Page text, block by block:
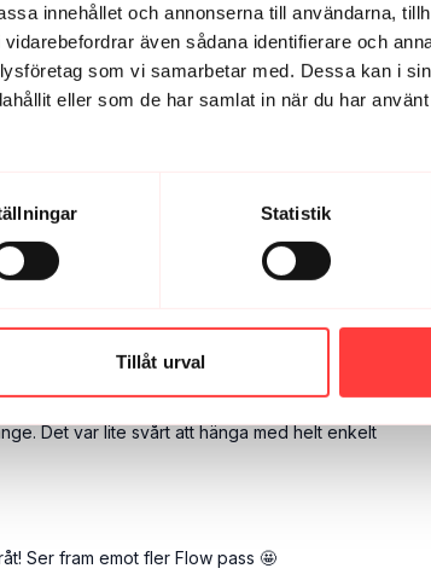
innehållet och annonserna till användarna,
även sådana identifierare och
som vi samarbetar med. Dessa kan i
eller som de har samlat in när du har
Statistik
Tillåt urval
situps eller vad det hette, när hon sa ”avslappnat
kroppen och vad stark jag kände mig. Slut på
Det var lite svårt att hänga med helt enkelt
Ser fram emot fler Flow pass 🤩